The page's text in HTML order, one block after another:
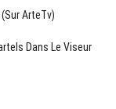
(sur ArteTv)
Dans Le Viseur